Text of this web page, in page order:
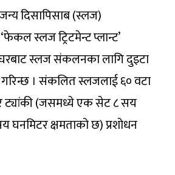
दिसापिसाब (स्लज)
स्लज ट्रिटमेन्ट प्लान्ट’
स्लज संकलनका लागि दुइटा
। संकलित स्लजलाई ६० वटा
ट्यांकी (जसमध्ये एक सेट ८ सय
घनमिटर क्षमताको छ) प्रशोधन